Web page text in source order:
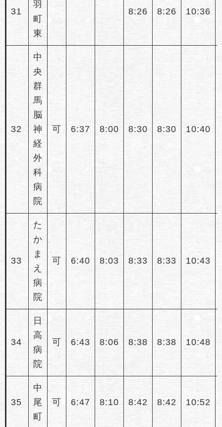
31
羽
町
東
8:26 8:26 10:36
32
中
央
群
馬
脳
神
経
外
科
病
院
可 6:37 8:00 8:30 8:30 10:40
33
た
か
ま
え
病
院
可 6:40 8:03 8:33 8:33 10:43
34
日
高
病
院
可 6:43 8:06 8:38 8:38 10:48
35
中
尾
町
可 6:47 8:10 8:42 8:42 10:52